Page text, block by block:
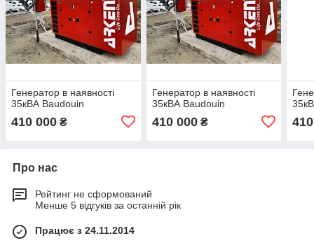
Генератор в наявності
35кВА Baudouin
410 000 ₴
Генератор в наявності
35кВА Baudouin
410 000₴
Про нас
Рейтинг не сформований
Менше 5 відгуків за останній рік
Працює з 24.11.2014